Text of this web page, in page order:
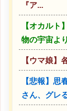
『ア...
【オカルト
物の宇宙よ
【ウマ娘】
【悲報】思
さん、グレ